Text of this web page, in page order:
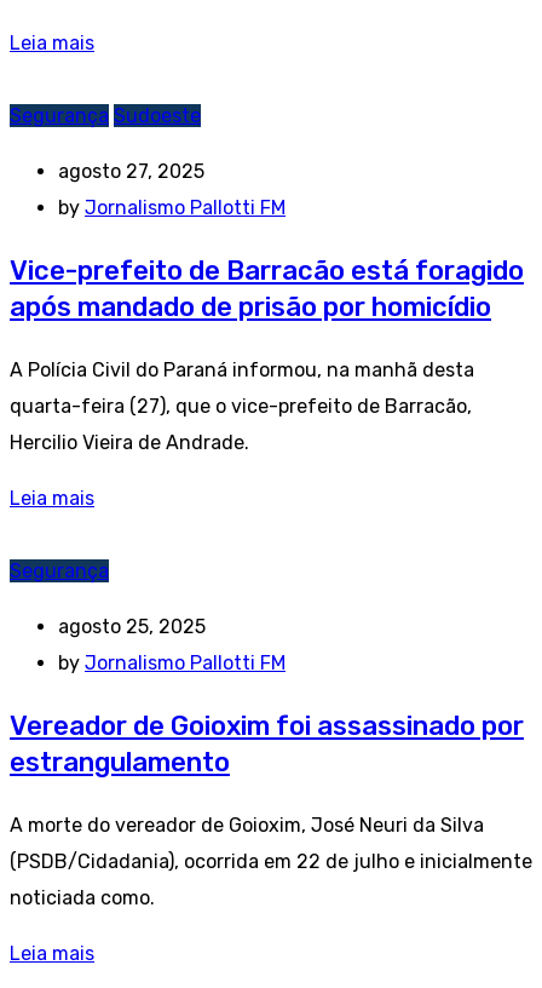
Leia mais
Segurança Sudoeste
agosto 27, 2025
by Jornalismo Pallotti FM
Vice-prefeito de Barracão está foragido
após mandado de prisão por homicídio
A Polícia Civil do Paraná informou, na manhã desta
quarta-feira (27), que o vice-prefeito de Barracão,
Hercilio Vieira de Andrade.
Leia mais
Segurança
agosto 25, 2025
by Jornalismo Pallotti FM
Vereador de Goioxim foi assassinado por
estrangulamento
A morte do vereador de Goioxim, José Neuri da Silva
(PSDB/Cidadania), ocorrida em 22 de julho e inicialmente
noticiada como.
Leia mais